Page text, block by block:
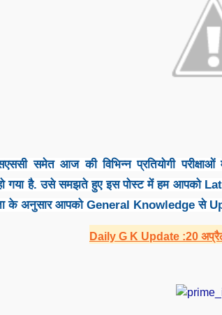
समेत आज की विभिन्न प्रतियोगी
हो गया है. उसे समझते हुए इस पोस्ट में हम आपको
के अनुसार आपको General Knowledge से
Daily G K Update :20